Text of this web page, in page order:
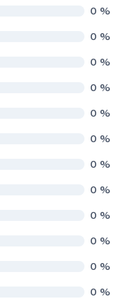
0 %
0 %
0 %
0 %
0 %
0 %
0 %
0 %
0 %
0 %
0 %
0 %